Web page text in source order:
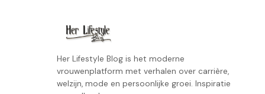
Her Lifestyle Blog is het moderne
vrouwenplatform met verhalen over carrière,
welzijn, mode en persoonlijke groei. Inspiratie